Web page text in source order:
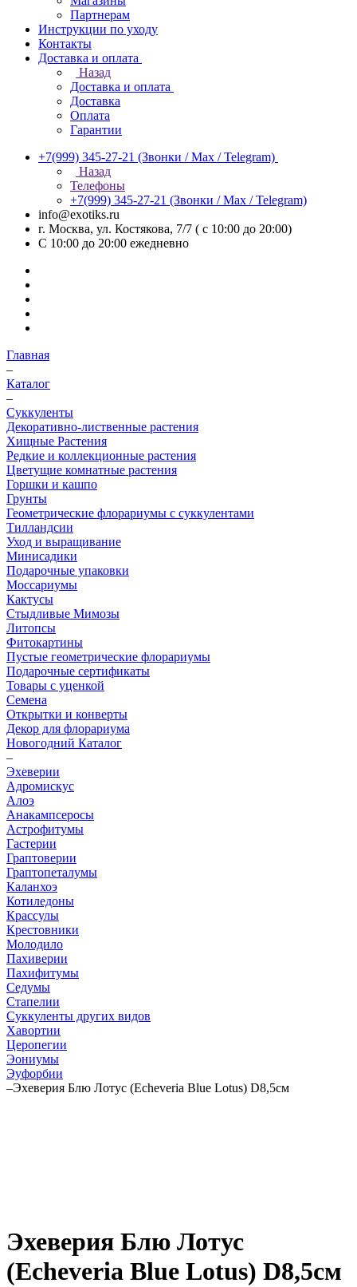
Партнерам
Инструкции по уходу
Контакты
Доставка и оплата
Назад
Доставка и оплата
Доставка
Оплата
Гарантии
+7(999) 345-27-21 (Звонки / Max / Telegram)
Назад
Телефоны
+7(999) 345-27-21 (Звонки / Max / Telegram)
info@exotiks.ru
г. Москва, ул. Костякова, 7/7 ( с 10:00 до 20:00)
С 10:00 до 20:00 ежедневно
Главная
–
Каталог
–
Суккуленты
Декоративно-лиственные растения
Хищные Растения
Редкие и коллекционные растения
Цветущие комнатные растения
Горшки и кашпо
Грунты
Геометрические флорариумы с суккулентами
Тилландсии
Уход и выращивание
Минисадики
Подарочные упаковки
Моссариумы
Кактусы
Стыдливые Мимозы
Литопсы
Фитокартины
Пустые геометрические флорариумы
Подарочные сертификаты
Товары с уценкой
Семена
Открытки и конверты
Декор для флорариума
Новогодний Каталог
–
Эхеверии
Адромискус
Алоэ
Анакампсеросы
Астрофитумы
Гастерии
Граптоверии
Граптопеталумы
Каланхоэ
Котиледоны
Крассулы
Крестовники
Молодило
Пахиверии
Пахифитумы
Седумы
Стапелии
Суккуленты других видов
Хавортии
Церопегии
Эониумы
Эуфорбии
–Эхеверия Блю Лотус (Echeveria Blue Lotus) D8,5см
Эхеверия Блю Лотус
(Echeveria Blue Lotus) D8,5см